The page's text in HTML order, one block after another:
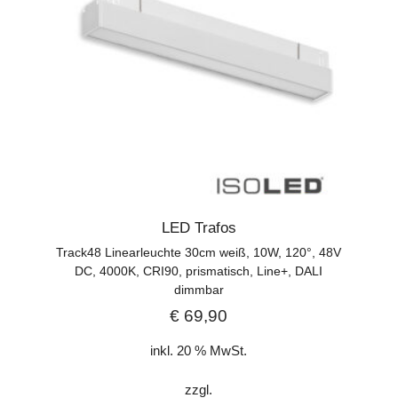
LED Trafos
Track48 Linearleuchte 30cm weiß, 10W, 120°, 48V
DC, 4000K, CRI90, prismatisch, Line+, DALI
dimmbar
€ 69,90
inkl. 20 % MwSt.
zzgl.